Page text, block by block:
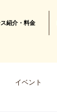
紹介・料金
イベント